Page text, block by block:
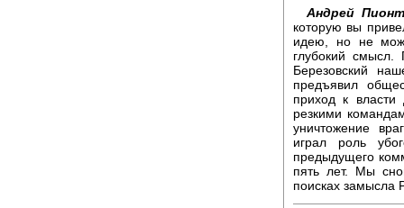
Андрей
которую вы
идею, но не
глубокий
Березовский
предъявил
приход к
резкими
уничтожение
играл роль
предыдущего
пять лет. Мы
поисках замысла